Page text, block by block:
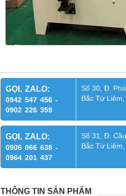
GỌI, ZALO:
0942 547 456 -
0902 226 359
Số 30, Đ.
Bắc Từ
GỌI, ZALO:
0906 066 638 -
0964 201 437
Số 31, Đ.
Bắc Từ
THÔNG TIN SẢN PHẨM